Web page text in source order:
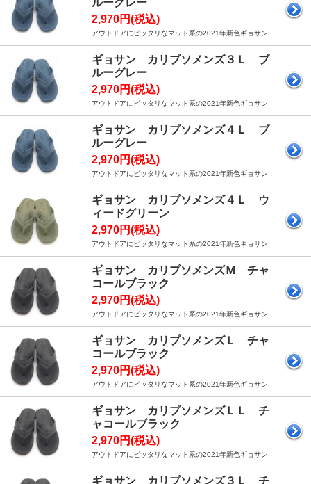
2,970円(税込)
アウトドアにピッタリなマット系の2021年新色ギョサン
ギョサン カリプソメンズ３Ｌ ブ
ルーグレー
2,970円(税込)
アウトドアにピッタリなマット系の2021年新色ギョサン
ギョサン カリプソメンズ４Ｌ ブ
ルーグレー
2,970円(税込)
アウトドアにピッタリなマット系の2021年新色ギョサン
ギョサン カリプソメンズ４Ｌ ウ
ィードグリーン
2,970円(税込)
アウトドアにピッタリなマット系の2021年新色ギョサン
ギョサン カリプソメンズＭ チャ
コールブラック
2,970円(税込)
アウトドアにピッタリなマット系の2021年新色ギョサン
ギョサン カリプソメンズＬ チャ
コールブラック
2,970円(税込)
アウトドアにピッタリなマット系の2021年新色ギョサン
ギョサン カリプソメンズＬＬ チ
ャコールブラック
2,970円(税込)
アウトドアにピッタリなマット系の2021年新色ギョサン
ギョサン カリプソメンズ３Ｌ チ